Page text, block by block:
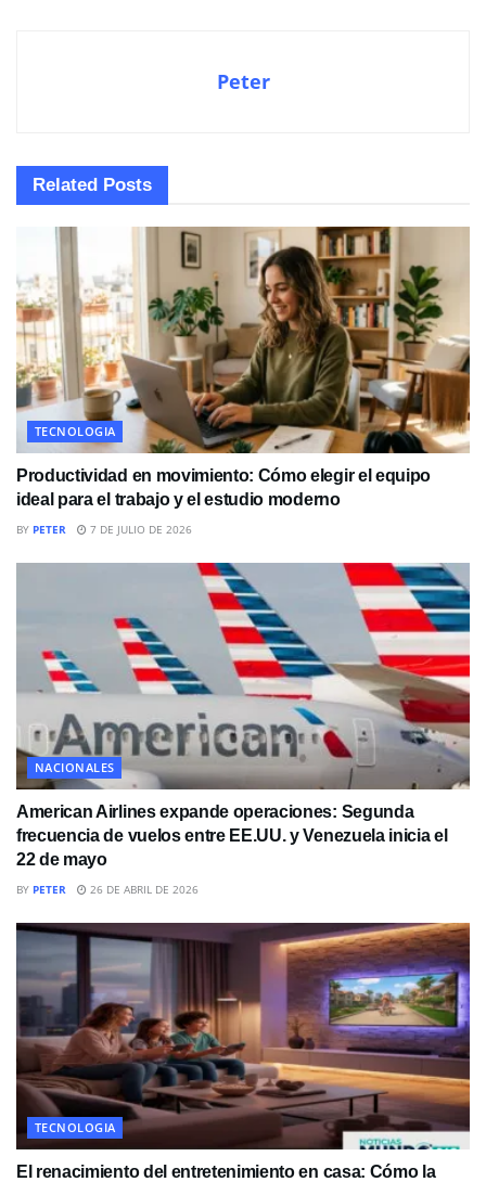
Peter
Related Posts
TECNOLOGIA
Productividad en movimiento: Cómo elegir el equipo
ideal para el trabajo y el estudio moderno
BY PETER 7 DE JULIO DE 2026
NACIONALES
American Airlines expande operaciones: Segunda
frecuencia de vuelos entre EE.UU. y Venezuela inicia el
22 de mayo
BY PETER 26 DE ABRIL DE 2026
TECNOLOGIA
El renacimiento del entretenimiento en casa: Cómo la